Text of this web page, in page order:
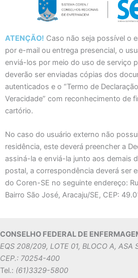
ATENÇÃO! Caso não seja possível o
por e-mail ou entrega presencial, o
enviá-los por meio do uso de serviço
deverão ser enviadas cópias dos
autenticados e o “Termo de
Veracidade” com reconhecimento de
cartório.
No caso do usuário externo não
residência, este deverá preencher a
assiná-la e enviá-la junto aos demais
postal, a correspondência deverá ser
do Coren-SE no seguinte endereço:
Bairro São José, Aracaju/SE, CEP:
CONSELHO FEDERAL DE
EQS 208/209, LOTE 01, BLOCO A, ASA
CEP.: 70254-400
Tel.: (61)3329-5800